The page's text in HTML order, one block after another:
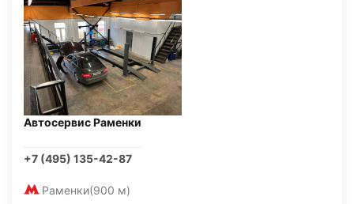
Автосервис Раменки
+7 (495) 135-42-87
Раменки(900 м)